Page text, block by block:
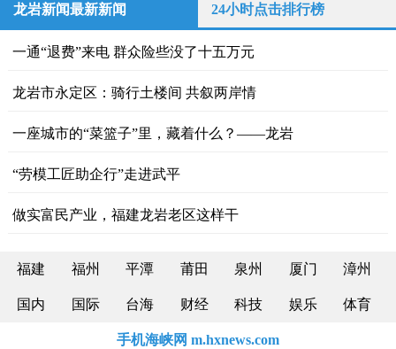
龙岩新闻最新新闻 24小时点击排行榜
一通“退费”来电 群众险些没了十五万元
龙岩市永定区：骑行土楼间 共叙两岸情
一座城市的“菜篮子”里，藏着什么？——龙岩
“劳模工匠助企行”走进武平
做实富民产业，福建龙岩老区这样干
福建 福州 平潭 莆田 泉州 厦门 漳州
国内 国际 台海 财经 科技 娱乐 体育
手机海峡网 m.hxnews.com